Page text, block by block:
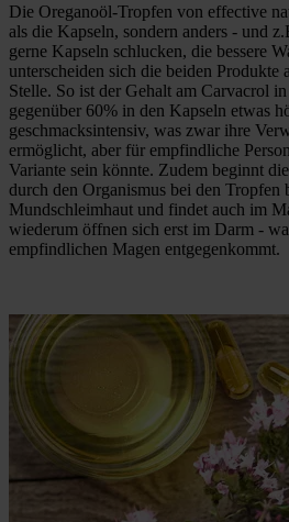
Die Oreganoöl-Tropfen von effective
als die Kapseln, sondern anders - und
gerne Kapseln schlucken, die bessere
unterscheiden sich die beiden Produkte
Stelle. So ist der Gehalt am Carvacrol
gegenüber 60% in den Kapseln etwas
geschmacksintensiv, was zwar ihre
ermöglicht, aber für empfindliche
Variante sein könnte. Zudem beginnt
durch den Organismus bei den Tropfen
Mundschleimhaut und findet auch im
wiederum öffnen sich erst im Darm -
empfindlichen Magen entgegenkommt.